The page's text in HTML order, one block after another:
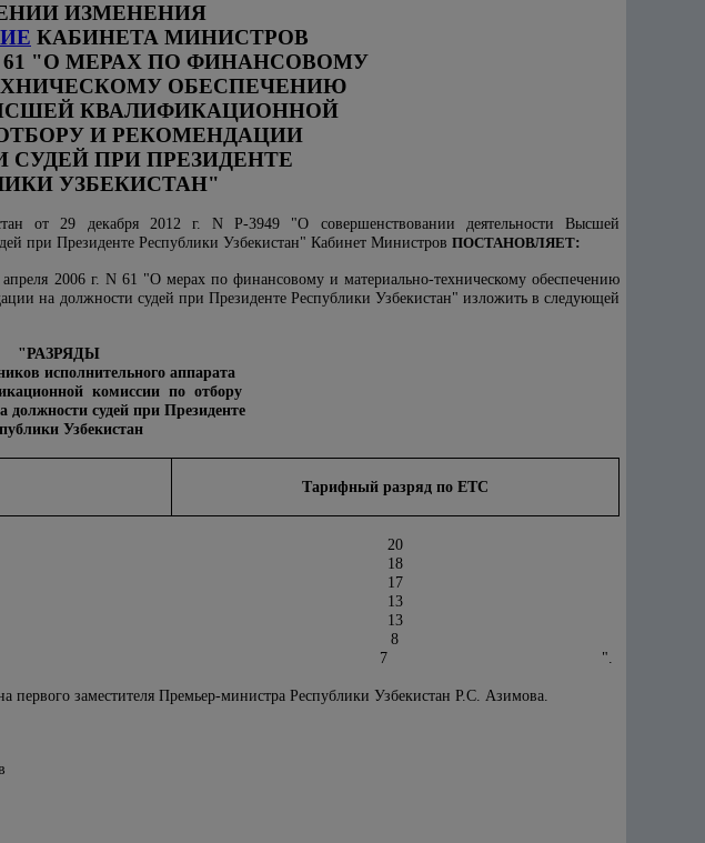
ИЗМЕНЕНИЯ
КАБИНЕТА МИНИСТРОВ
61 "О МЕРАХ ПО ФИНАНСОВОМУ
ОБЕСПЕЧЕНИЮ
КВАЛИФИКАЦИОННОЙ
И РЕКОМЕНДАЦИИ
ПРИ ПРЕЗИДЕНТЕ
УЗБЕКИСТАН"
от 29 декабря 2012 г. N Р-3949 "О совершенствовании деятельности Высшей
при Президенте Республики Узбекистан" Кабинет Министров ПОСТАНОВЛЯЕТ:
2006 г. N 61 "О мерах по финансовому и материально-техническому обеспечению
на должности судей при Президенте Республики Узбекистан" изложить в следующей
"РАЗРЯДЫ
исполнительного аппарата
комиссии по отбору
должности судей при Президенте
Узбекистан
Тарифный разряд по ЕТС
20
18
17
13
13
8
7 ".
первого заместителя Премьер-министра Республики Узбекистан Р.С. Азимова.